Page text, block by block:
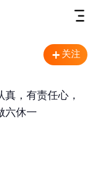
聘
关注
，有责任心，
六休一